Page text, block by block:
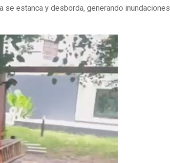
estanca y desborda, generando inundaciones